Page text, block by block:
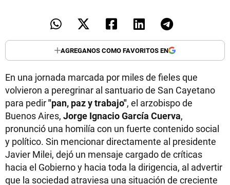
AGREGANOS COMO FAVORITOS EN
En una jornada marcada por miles de fieles que
volvieron a peregrinar al santuario de San Cayetano
para pedir"pan, paz y trabajo", el arzobispo de
Buenos Aires, Jorge Ignacio García Cuerva,
pronunció una homilía con un fuerte contenido social
y político. Sin mencionar directamente al presidente
Javier Milei, dejó un mensaje cargado de críticas
hacia el Gobierno y hacia toda la dirigencia, al advertir
que la sociedad atraviesa una situación de creciente